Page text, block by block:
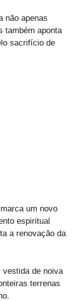
não apenas
também aponta
sacrifício de
um novo
espiritual
a renovação da
vestida de noiva
terrenas